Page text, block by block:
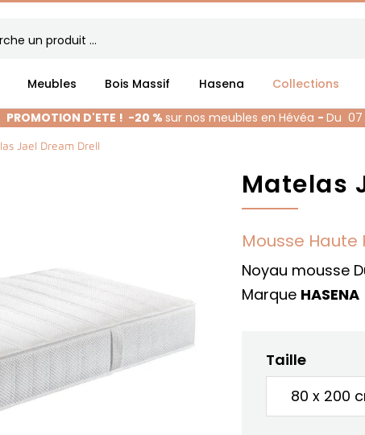
Meubles Bois Massif Hasena Collections
PROMOTION D'ETE ! -20 % sur nos meubles en Hévéa - Du 07
Jael Dream Drell
Matelas
Mousse Haute
Noyau mousse
Marque HASENA
Taille